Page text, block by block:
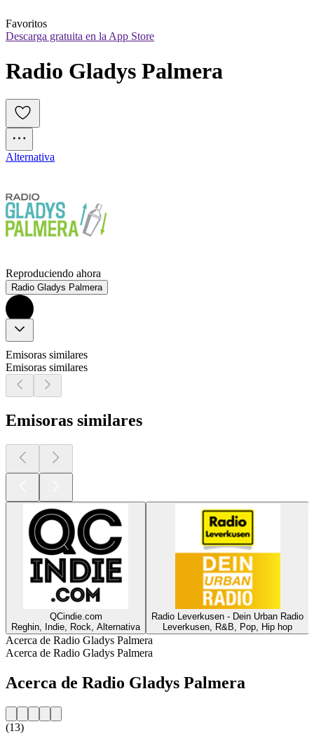
Favoritos
Descarga gratuita en la App Store
Radio Gladys Palmera
Alternativa
Reproduciendo ahora
Radio Gladys Palmera
Emisoras similares
Emisoras similares
Emisoras similares
QCindie.com
Reghin, Indie, Rock, Alternativa
Radio Leverkusen - Dein Urban Radio
Leverkusen, R&B, Pop, Hip hop
Acerca de Radio Gladys Palmera
Acerca de Radio Gladys Palmera
Acerca de Radio Gladys Palmera
(13)